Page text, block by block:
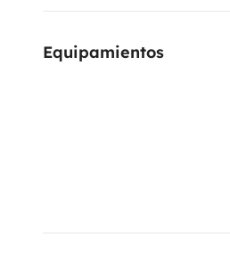
Equipamientos